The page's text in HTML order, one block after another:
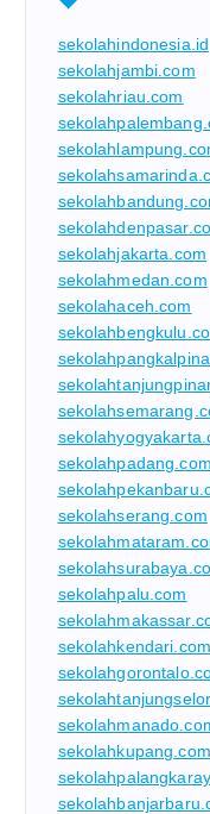
sekolahindonesia.id
sekolahjambi.com
sekolahriau.com
sekolahjakarta.com
sekolahmedan.com
sekolahaceh.com
sekolahpadang.com
sekolahserang.com
sekolahpalu.com
sekolahkendari.com
sekolahkupang.com